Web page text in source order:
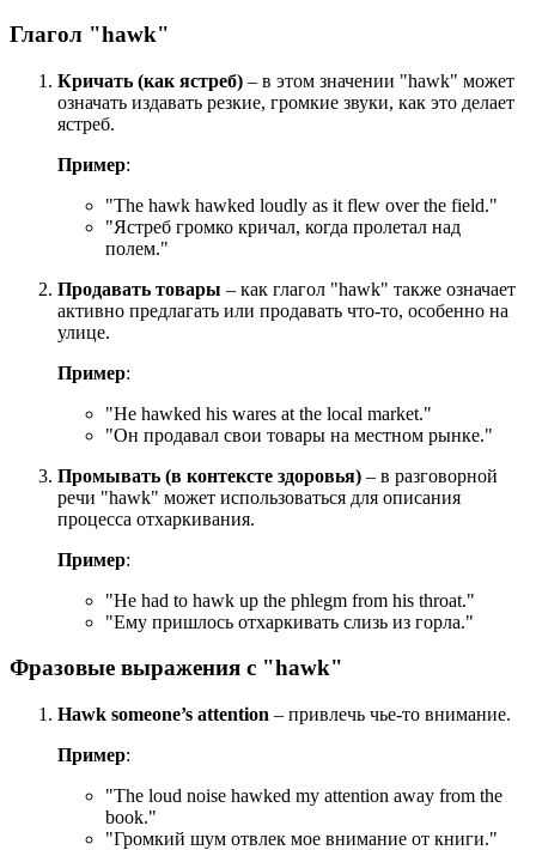
Глагол "hawk"
Кричать (как ястреб) – в этом значении "hawk" может
означать издавать резкие, громкие звуки, как это делает
ястреб.
Пример:
"The hawk hawked loudly as it flew over the field."
"Ястреб громко кричал, когда пролетал над
полем."
Продавать товары – как глагол "hawk" также означает
активно предлагать или продавать что-то, особенно на
улице.
Пример:
"He hawked his wares at the local market."
"Он продавал свои товары на местном рынке."
Промывать (в контексте здоровья) – в разговорной
речи "hawk" может использоваться для описания
процесса отхаркивания.
Пример:
"He had to hawk up the phlegm from his throat."
"Ему пришлось отхаркивать слизь из горла."
Фразовые выражения с "hawk"
Hawk someone’s attention – привлечь чье-то внимание.
Пример:
"The loud noise hawked my attention away from the
book."
"Громкий шум отвлек мое внимание от книги."